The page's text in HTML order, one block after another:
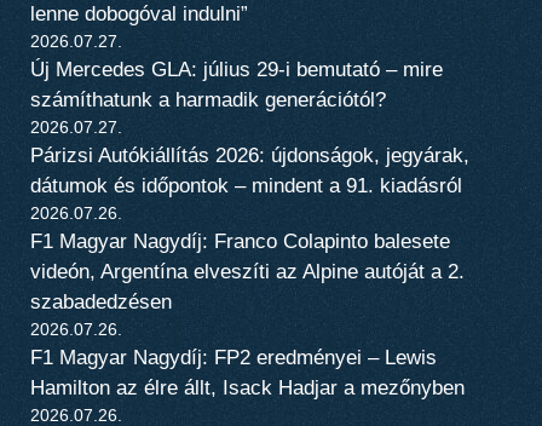
lenne dobogóval indulni”
2026.07.27.
Új Mercedes GLA: július 29-i bemutató – mire
számíthatunk a harmadik generációtól?
2026.07.27.
Párizsi Autókiállítás 2026: újdonságok, jegyárak,
dátumok és időpontok – mindent a 91. kiadásról
2026.07.26.
F1 Magyar Nagydíj: Franco Colapinto balesete
videón, Argentína elveszíti az Alpine autóját a 2.
szabadedzésen
2026.07.26.
F1 Magyar Nagydíj: FP2 eredményei – Lewis
Hamilton az élre állt, Isack Hadjar a mezőnyben
2026.07.26.